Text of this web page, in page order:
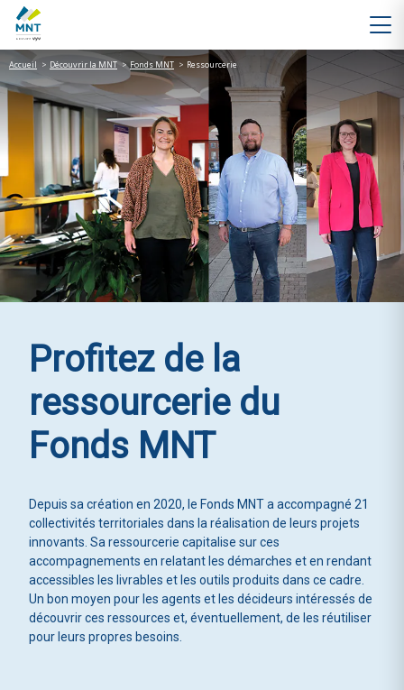
Accueil > Découvrir la MNT > Fonds MNT > Ressourcerie
Profitez de la
ressourcerie du
Fonds MNT
Depuis sa création en 2020, le Fonds MNT a accompagné 21
collectivités territoriales dans la réalisation de leurs projets
innovants. Sa ressourcerie capitalise sur ces
accompagnements en relatant les démarches et en rendant
accessibles les livrables et les outils produits dans ce cadre.
Un bon moyen pour les agents et les décideurs intéressés de
découvrir ces ressources et, éventuellement, de les réutiliser
pour leurs propres besoins.